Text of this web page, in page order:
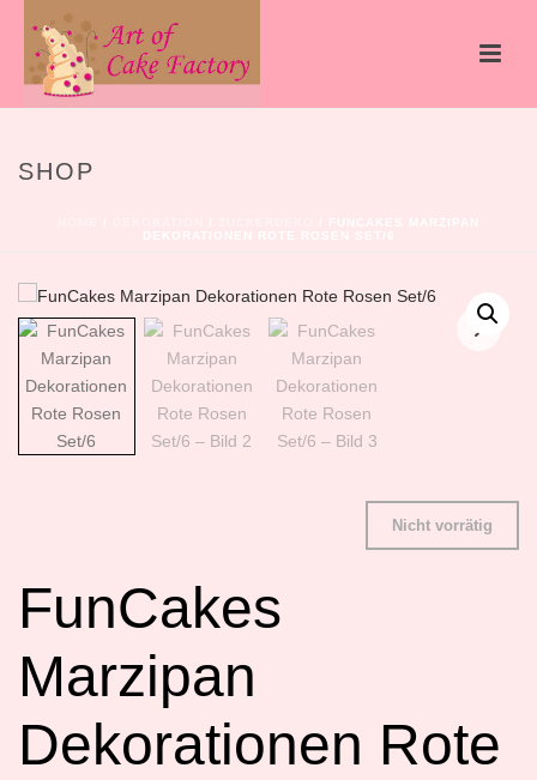
SHOP
Nicht vorrätig
FunCakes
Marzipan
Dekorationen Rote